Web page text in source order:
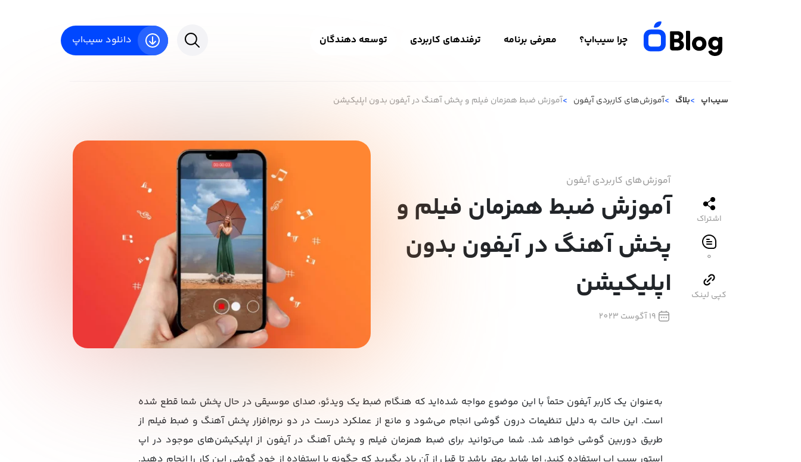
چرا سیب‌اپ؟ معرفی برنامه ترفندهای کاربردی توسعه دهندگان دانلود سیب‌اپ
سیب‌اپ بلاگ آموزش‌های کاربردی آیفون آموزش ضبط همزمان فیلم و پخش آهنگ در آیفون بدون اپلیکیشن
آموزش‌های کاربردی آیفون
آموزش ضبط همزمان فیلم و
پخش آهنگ در آیفون بدون
اپلیکیشن
19 آگوست 2023
اشتراک
۰
کپی لینک
به‌عنوان یک کاربر آیفون حتماً با این موضوع مواجه شده‌اید که هنگام ضبط یک ویدئو، صدای موسیقی در حال پخش شما قطع شده
است. این حالت به دلیل تنظیمات درون گوشی انجام می‌شود و مانع از عملکرد درست در دو نرم‌افزار پخش آهنگ و ضبط فیلم از
طریق دوربین گوشی خواهد شد. شما می‌توانید برای ضبط همزمان فیلم و پخش آهنگ در آیفون از اپلیکیشن‌های موجود در اپ